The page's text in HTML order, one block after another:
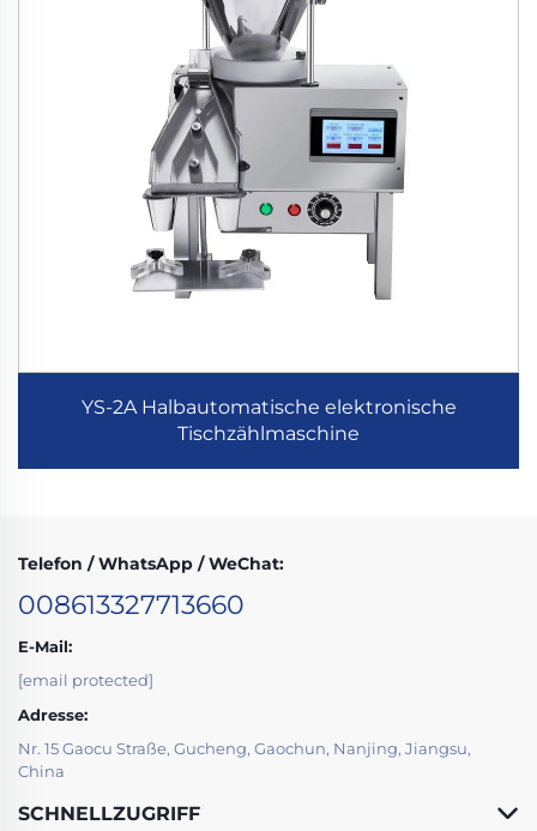
YS-2A Halbautomatische elektronische
Tischzählmaschine
Telefon / WhatsApp / WeChat:
008613327713660
E-Mail:
[email protected]
Adresse:
Nr. 15 Gaocu Straße, Gucheng, Gaochun, Nanjing, Jiangsu,
China
SCHNELLZUGRIFF